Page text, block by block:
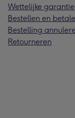
Wettelijke garantie
Bestellen en
Bestelling
Retourneren